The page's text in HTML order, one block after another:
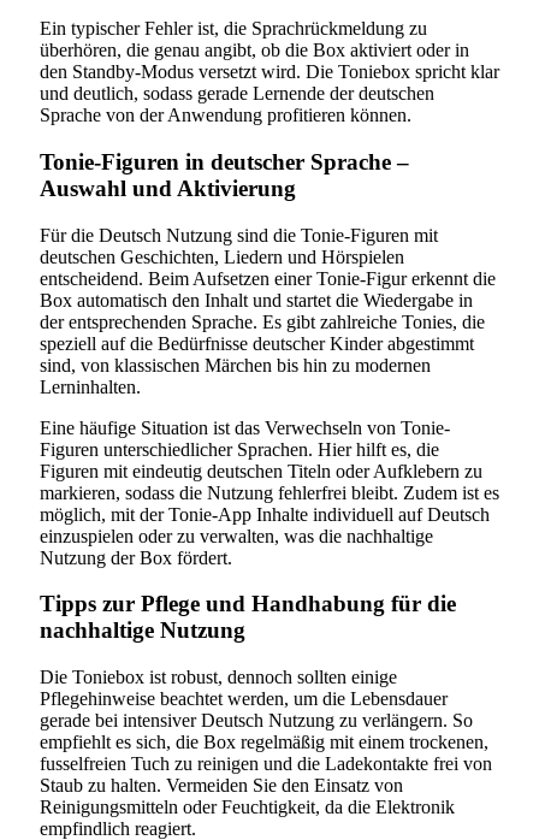
Ein typischer Fehler ist, die Sprachrückmeldung zu
überhören, die genau angibt, ob die Box aktiviert oder in
den Standby-Modus versetzt wird. Die Toniebox spricht klar
und deutlich, sodass gerade Lernende der deutschen
Sprache von der Anwendung profitieren können.
Tonie-Figuren in deutscher Sprache –
Auswahl und Aktivierung
Für die Deutsch Nutzung sind die Tonie-Figuren mit
deutschen Geschichten, Liedern und Hörspielen
entscheidend. Beim Aufsetzen einer Tonie-Figur erkennt die
Box automatisch den Inhalt und startet die Wiedergabe in
der entsprechenden Sprache. Es gibt zahlreiche Tonies, die
speziell auf die Bedürfnisse deutscher Kinder abgestimmt
sind, von klassischen Märchen bis hin zu modernen
Lerninhalten.
Eine häufige Situation ist das Verwechseln von Tonie-
Figuren unterschiedlicher Sprachen. Hier hilft es, die
Figuren mit eindeutig deutschen Titeln oder Aufklebern zu
markieren, sodass die Nutzung fehlerfrei bleibt. Zudem ist es
möglich, mit der Tonie-App Inhalte individuell auf Deutsch
einzuspielen oder zu verwalten, was die nachhaltige
Nutzung der Box fördert.
Tipps zur Pflege und Handhabung für die
nachhaltige Nutzung
Die Toniebox ist robust, dennoch sollten einige
Pflegehinweise beachtet werden, um die Lebensdauer
gerade bei intensiver Deutsch Nutzung zu verlängern. So
empfiehlt es sich, die Box regelmäßig mit einem trockenen,
fusselfreien Tuch zu reinigen und die Ladekontakte frei von
Staub zu halten. Vermeiden Sie den Einsatz von
Reinigungsmitteln oder Feuchtigkeit, da die Elektronik
empfindlich reagiert.